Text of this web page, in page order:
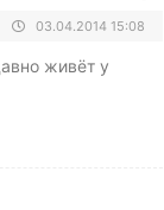
03.04.2014 15:08
живёт у